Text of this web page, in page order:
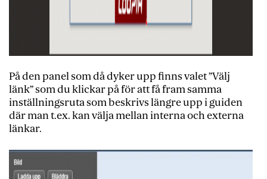
På den panel som då dyker upp finns valet ”Välj
länk” som du klickar på för att få fram samma
inställningsruta som beskrivs längre upp i guiden
där man t.ex. kan välja mellan interna och externa
länkar.